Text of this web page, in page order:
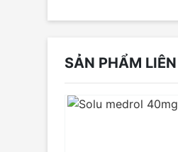
SẢN PHẨM